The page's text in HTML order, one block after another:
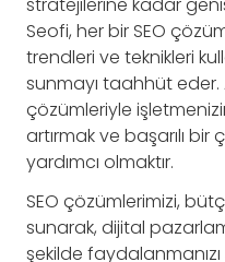
stratejilerine kadar
Seofi, her bir SEO
trendleri ve teknikleri
sunmayı taahhüt eder.
çözümleriyle
artırmak ve başarılı bir
yardımcı olmaktır.
SEO çözümlerimizi,
sunarak, dijital
şekilde faydalanmanızı